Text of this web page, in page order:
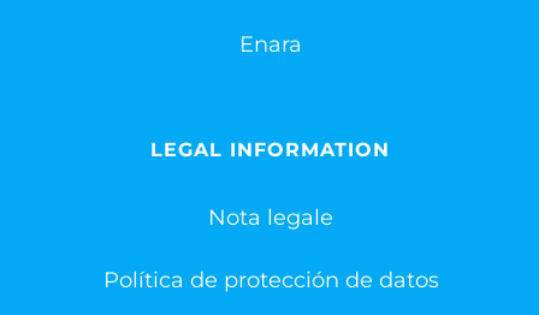
Enara
LEGAL INFORMATION
Nota legale
Política de protección de datos